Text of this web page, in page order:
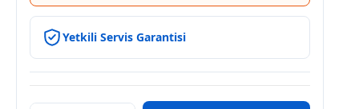
Yetkili Servis Garantisi